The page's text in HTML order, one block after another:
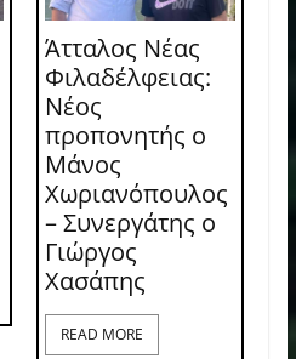
Άτταλος Νέας
Φιλαδέλφειας:
Νέος
προπονητής ο
Μάνος
Χωριανόπουλος
– Συνεργάτης ο
Γιώργος
Χασάπης
READ MORE